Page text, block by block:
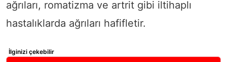
ağrıları, romatizma ve artrit gibi iltihaplı
hastalıklarda ağrıları hafifletir.
İlginizi çekebilir